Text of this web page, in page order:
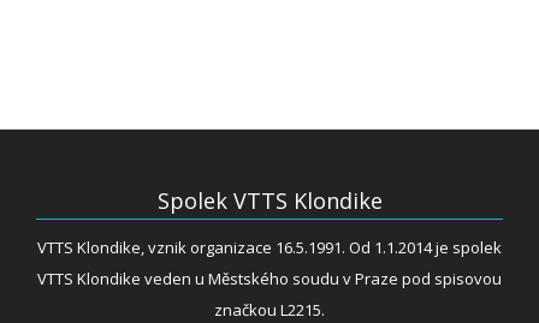
Spolek VTTS Klondike
VTTS Klondike, vznik organizace 16.5.1991. Od 1.1.2014 je spolek
VTTS Klondike veden u Městského soudu v Praze pod spisovou
značkou L2215.